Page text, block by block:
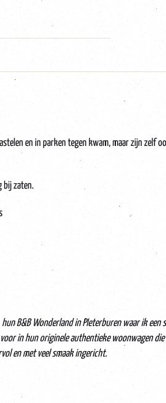
en in parken tegen kwam, maar zijn
bij zaten.
B&B Wonderland in PIeterburen waar ik
in hun originele authentieke woonwagen
en met veel smaak ingericht.